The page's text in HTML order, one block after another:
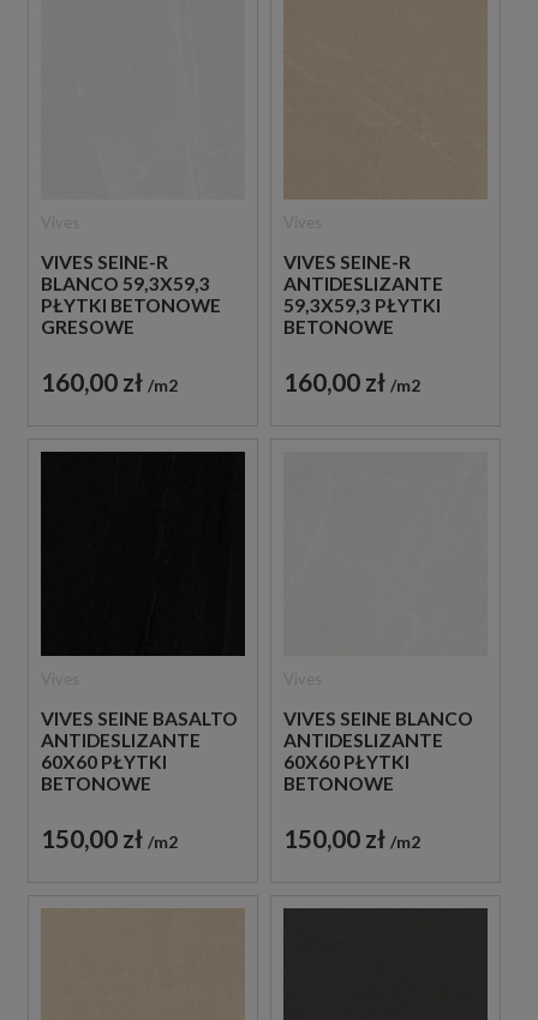
VIVES SEINE-R
BLANCO 59,3X59,3
PŁYTKI BETONOWE
GRESOWE
160,00 zł m2
VIVES SEINE-R
ANTIDESLIZANTE
59,3X59,3 PŁYTKI
BETONOWE
160,00 zł m2
VIVES SEINE BASALTO
ANTIDESLIZANTE
60X60 PŁYTKI
BETONOWE
150,00 zł m2
VIVES SEINE BLANCO
ANTIDESLIZANTE
60X60 PŁYTKI
BETONOWE
150,00 zł m2